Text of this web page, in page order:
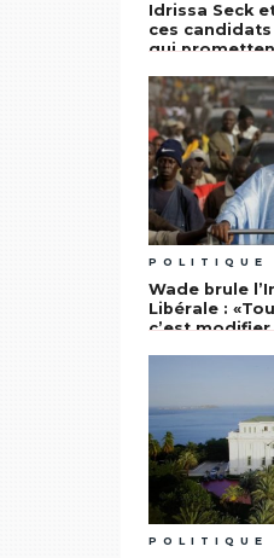
Idrissa Seck
ces
qui
Macky Sall
POLITIQUE
Wade brule
Libérale :
c’est
POLITIQUE